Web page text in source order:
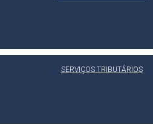
SERVIÇOS TRIBUTÁRIOS